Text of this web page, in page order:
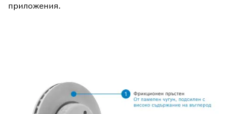
приложения.